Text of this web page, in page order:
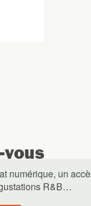
vous
numérique, un
R&B…